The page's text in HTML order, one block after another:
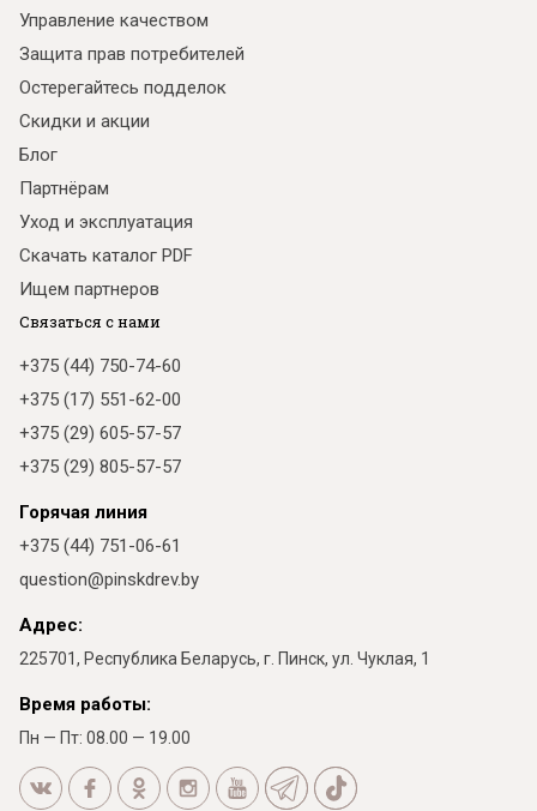
Я ознакомлен с
обработки персональных данных и
Управление качеством
Защита прав потребителей
Остерегайтесь подделок
Скидки и акции
Блог
Партнёрам
Уход и эксплуатация
Скачать каталог PDF
Ищем партнеров
Связаться с нами
+375 (44) 750-74-60
+375 (17) 551-62-00
+375 (29) 605-57-57
+375 (29) 805-57-57
Горячая линия
+375 (44) 751-06-61
question@pinskdrev.by
Адрес:
225701, Республика Беларусь, г. Пинск, ул. Чуклая, 1
Время работы:
Пн — Пт: 08.00 — 19.00